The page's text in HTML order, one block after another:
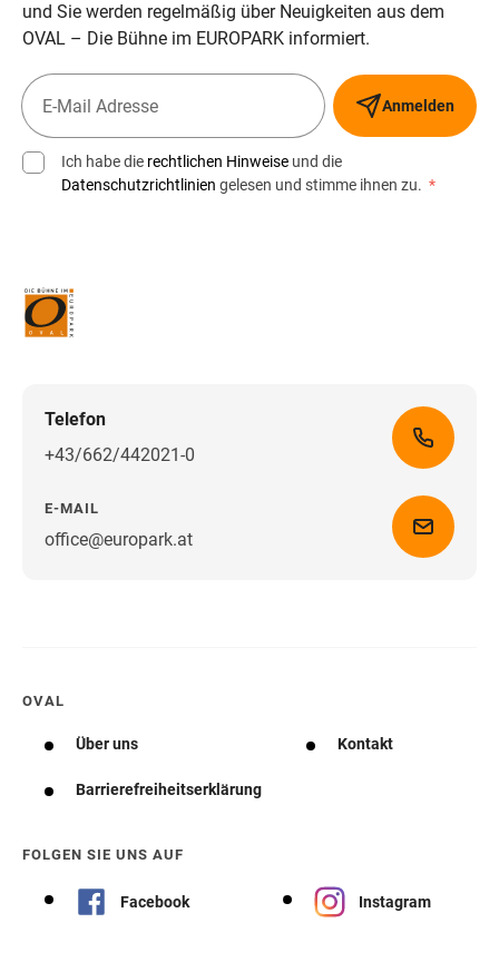
und Sie werden regelmäßig über Neuigkeiten aus dem
OVAL – Die Bühne im EUROPARK informiert.
Anmelden
Ich habe die rechtlichen Hinweise und die
Datenschutzrichtlinien gelesen und stimme ihnen zu. *
Telefon
+43/662/442021-0
E-MAIL
office@europark.atWegbeschreibung erhalten
OVAL
Über uns Kontakt
Barrierefreiheitserklärung
FOLGEN SIE UNS AUF
Facebook Instagram